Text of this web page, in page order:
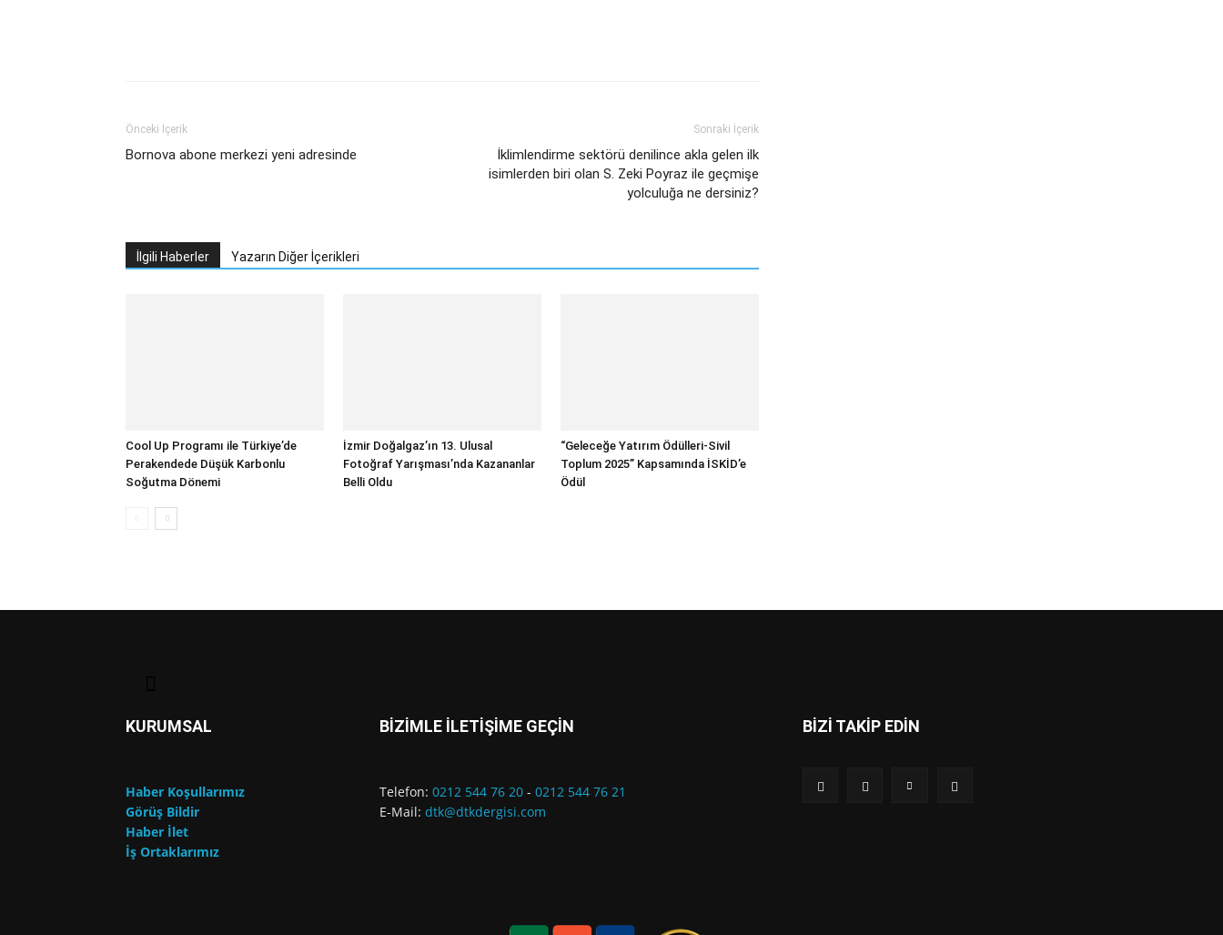
Önceki İçerik
Bornova abone merkezi yeni adresinde
Sonraki İçerik
İklimlendirme sektörü denilince akla gelen ilk
isimlerden biri olan S. Zeki Poyraz ile geçmişe
yolculuğa ne dersiniz?
İlgili Haberler Yazarın Diğer İçerikleri
Cool Up Programı ile Türkiye’de
Perakendede Düşük Karbonlu
Soğutma Dönemi
İzmir Doğalgaz’ın 13. Ulusal
Fotoğraf Yarışması’nda Kazananlar
Belli Oldu
“Geleceğe Yatırım Ödülleri-Sivil
Toplum 2025” Kapsamında İSKİD’e
Ödül
KURUMSAL
Haber Koşullarımız
Görüş Bildir
Haber İlet
İş Ortaklarımız
BİZİMLE İLETİŞİME GEÇİN
Telefon: 0212 544 76 20 - 0212 544 76 21
E-Mail: dtk@dtkdergisi.com
BİZİ TAKİP EDİN